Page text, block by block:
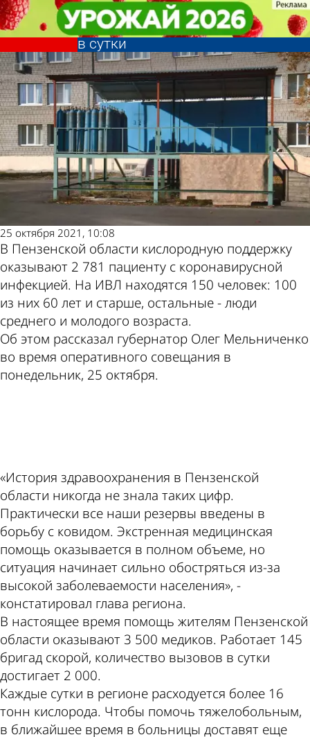
В Пензенской области расходуют
16 тонн медицинского кислорода
в сутки
Общество
25 октября 2021, 10:08
В Пензенской области кислородную поддержку
оказывают 2 781 пациенту с коронавирусной
инфекцией. На ИВЛ находятся 150 человек: 100
из них 60 лет и старше, остальные - люди
среднего и молодого возраста.
Об этом рассказал губернатор Олег Мельниченко
во время оперативного совещания в
понедельник, 25 октября.
«История здравоохранения в Пензенской
области никогда не знала таких цифр.
Практически все наши резервы введены в
борьбу с ковидом. Экстренная медицинская
помощь оказывается в полном объеме, но
ситуация начинает сильно обостряться из-за
высокой заболеваемости населения», -
констатировал глава региона.
В настоящее время помощь жителям Пензенской
области оказывают 3 500 медиков. Работает 145
бригад скорой, количество вызовов в сутки
достигает 2 000.
Каждые сутки в регионе расходуется более 16
тонн кислорода. Чтобы помочь тяжелобольным,
в ближайшее время в больницы доставят еще
В Пензенской области расходуют
16 тонн медицинского кислорода
в сутки
Общество
Другие
новости по
теме
Погода и
курсы валют в
Пензе